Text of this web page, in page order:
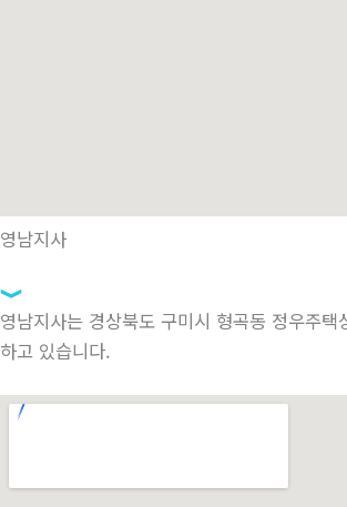
영남지사
영남지사는 경상북도 구미시 형곡동 정우주택
하고 있습니다.